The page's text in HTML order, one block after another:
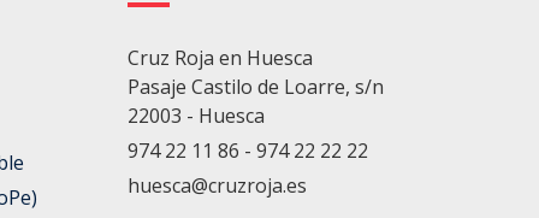
Cruz Roja en Huesca
Pasaje Castilo de Loarre, s/n
22003 - Huesca
974 22 11 86 - 974 22 22 22
huesca@cruzroja.es